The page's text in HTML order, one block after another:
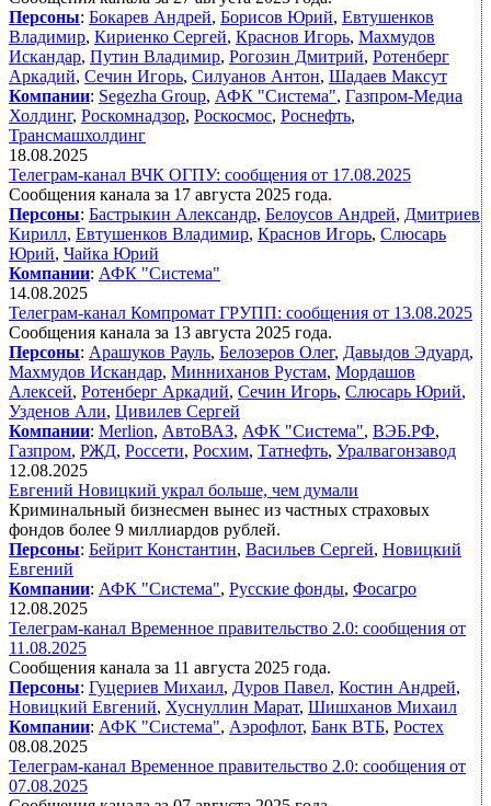
Персоны: Бокарев Андрей, Борисов Юрий, Евтушенков
Владимир, Кириенко Сергей, Краснов Игорь, Махмудов
Искандар, Путин Владимир, Рогозин Дмитрий, Ротенберг
Аркадий, Сечин Игорь, Силуанов Антон, Шадаев Максут
Компании: Segezha Group, АФК "Система", Газпром-Медиа
Холдинг, Роскомнадзор, Роскосмос, Роснефть,
Трансмашхолдинг
18.08.2025
Телеграм-канал ВЧК ОГПУ: сообщения от 17.08.2025
Сообщения канала за 17 августа 2025 года.
Персоны: Бастрыкин Александр, Белоусов Андрей, Дмитриев
Кирилл, Евтушенков Владимир, Краснов Игорь, Слюсарь
Юрий, Чайка Юрий
Компании: АФК "Система"
14.08.2025
Телеграм-канал Компромат ГРУПП: сообщения от 13.08.2025
Сообщения канала за 13 августа 2025 года.
Персоны: Арашуков Рауль, Белозеров Олег, Давыдов Эдуард,
Махмудов Искандар, Минниханов Рустам, Мордашов
Алексей, Ротенберг Аркадий, Сечин Игорь, Слюсарь Юрий,
Узденов Али, Цивилев Сергей
Компании: Merlion, АвтоВАЗ, АФК "Система", ВЭБ.РФ,
Газпром, РЖД, Россети, Росхим, Татнефть, Уралвагонзавод
12.08.2025
Евгений Новицкий украл больше, чем думали
Криминальный бизнесмен вынес из частных страховых
фондов более 9 миллиардов рублей.
Персоны: Бейрит Константин, Васильев Сергей, Новицкий
Евгений
Компании: АФК "Система", Русские фонды, Фосагро
12.08.2025
Телеграм-канал Временное правительство 2.0: сообщения от
11.08.2025
Сообщения канала за 11 августа 2025 года.
Персоны: Гуцериев Михаил, Дуров Павел, Костин Андрей,
Новицкий Евгений, Хуснуллин Марат, Шишханов Михаил
Компании: АФК "Система", Аэрофлот, Банк ВТБ, Ростех
08.08.2025
Телеграм-канал Временное правительство 2.0: сообщения от
07.08.2025